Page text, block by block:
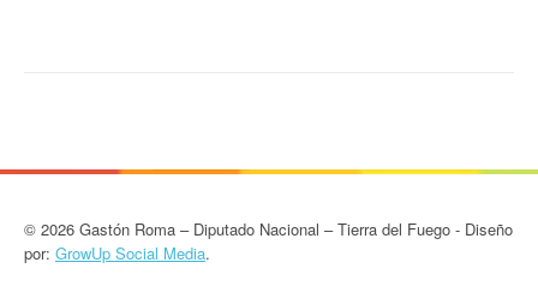
© 2026 Gastón Roma – Diputado Nacional – Tierra del Fuego - Diseño
por: GrowUp Social Media.